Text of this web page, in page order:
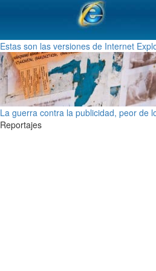
Estas son las versiones de Internet
La guerra contra la publicidad, peor de
Reportajes